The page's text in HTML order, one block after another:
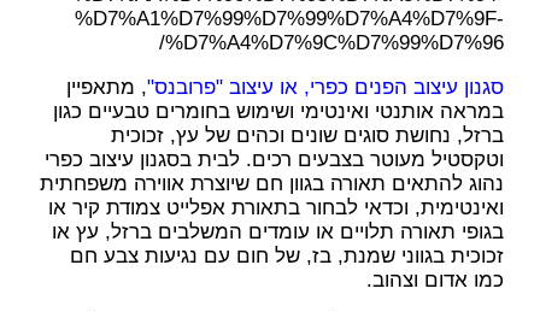
%D7%A1%D7%99%D7%99%D7%A4%D7%9F-
%D7%A4%D7%9C%D7%99%D7%96/
סגנון עיצוב הפנים כפרי, או עיצוב "פרובנס", מתאפיין
במראה אותנטי ואינטימי ושימוש בחומרים טבעיים כגון
ברזל, נחושת סוגים שונים וכהים של עץ, זכוכית
וטקסטיל מעוטר בצבעים רכים. לבית בסגנון עיצוב כפרי
נהוג להתאים תאורה בגוון חם שיוצרת אווירה משפחתית
ואינטימית, וכדאי לבחור בתאורת אפלייט צמודת קיר או
בגופי תאורה תלויים או עומדים המשלבים ברזל, עץ או
זכוכית בגווני שמנת, בז, של חום עם נגיעות צבע חם
כמו אדום וצהוב.